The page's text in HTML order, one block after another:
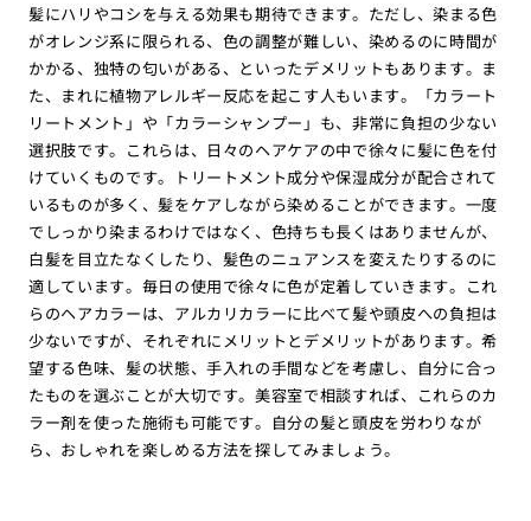
髪にハリやコシを与える効果も期待できます。ただし、染まる色
がオレンジ系に限られる、色の調整が難しい、染めるのに時間が
かかる、独特の匂いがある、といったデメリットもあります。ま
た、まれに植物アレルギー反応を起こす人もいます。「カラート
リートメント」や「カラーシャンプー」も、非常に負担の少ない
選択肢です。これらは、日々のヘアケアの中で徐々に髪に色を付
けていくものです。トリートメント成分や保湿成分が配合されて
いるものが多く、髪をケアしながら染めることができます。一度
でしっかり染まるわけではなく、色持ちも長くはありませんが、
白髪を目立たなくしたり、髪色のニュアンスを変えたりするのに
適しています。毎日の使用で徐々に色が定着していきます。これ
らのヘアカラーは、アルカリカラーに比べて髪や頭皮への負担は
少ないですが、それぞれにメリットとデメリットがあります。希
望する色味、髪の状態、手入れの手間などを考慮し、自分に合っ
たものを選ぶことが大切です。美容室で相談すれば、これらのカ
ラー剤を使った施術も可能です。自分の髪と頭皮を労わりなが
ら、おしゃれを楽しめる方法を探してみましょう。